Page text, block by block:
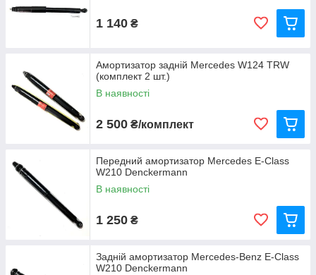
1 140 ₴
Амортизатор задній Mercedes W124 TRW
(комплект 2 шт.)
В наявності
2 500 ₴/комплект
Передний амортизатор Mercedes E-Class
W210 Denckermann
В наявності
1 250 ₴
Задній амортизатор Mercedes-Benz E-Class
W210 Denckermann